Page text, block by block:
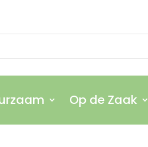
Op de Zaak